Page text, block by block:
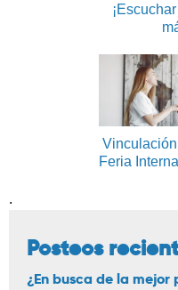
Feria
.
Posteos
¿En busca de la